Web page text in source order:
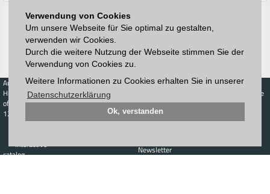
Verwendung von Cookies
Um unsere Webseite für Sie optimal zu gestalten,
verwenden wir Cookies.
Durch die weitere Nutzung der Webseite stimmen Sie der
Verwendung von Cookies zu.
Weitere Informationen zu Cookies erhalten Sie in unserer
Datenschutzerklärung
Ok, verstanden
Auctions
Highest acceptance
of bids
123. Auktion
Schedule
Interactive
catalog
Buy
Live-Auction
Calendar
Sell
Price Database
Highest acceptance
of bids
Newsletter